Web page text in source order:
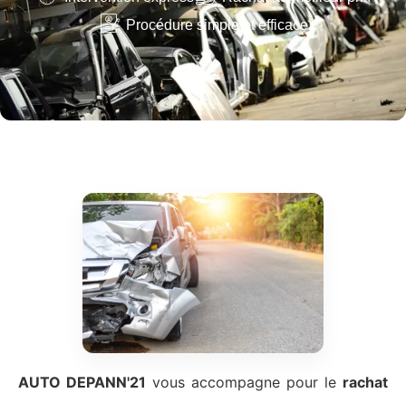
Procédure simple et efficace
AUTO DEPANN'21 vous accompagne pour le rachat